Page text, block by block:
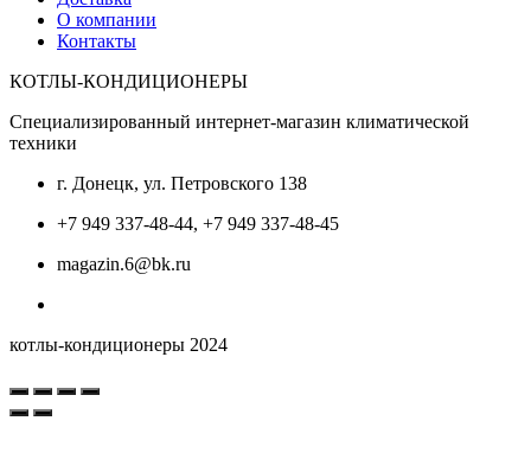
О компании
Контакты
КОТЛЫ-КОНДИЦИОНЕРЫ
Специализированный интернет-магазин климатической
техники
г. Донецк, ул. Петровского 138
+7 949 337-48-44, +7 949 337-48-45
magazin.6@bk.ru
котлы-кондиционеры 2024